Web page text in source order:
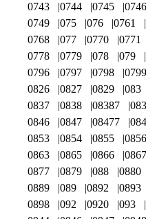
0743
0744 0745 0746
0749
075 076 0761
0768
077 0770 0771
0778
0779 078 079
0796
0797 0798 0799
0826
0827 0829 083
0837
0838 08387
0846
0847 08477
0853
0854 0855 0856
0863
0865 0866 0867
0877
0879 088 0880
0889
089 0892 0893
0898
092 0920 093